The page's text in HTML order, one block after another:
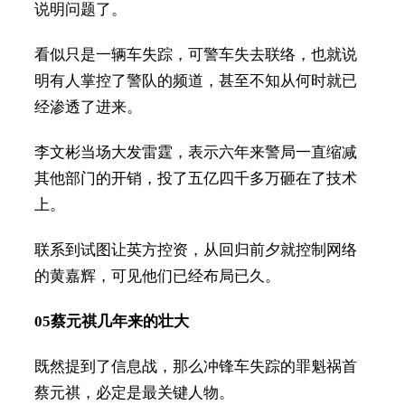
说明问题了。
看似只是一辆车失踪，可警车失去联络，也就说
明有人掌控了警队的频道，甚至不知从何时就已
经渗透了进来。
李文彬当场大发雷霆，表示六年来警局一直缩减
其他部门的开销，投了五亿四千多万砸在了技术
上。
联系到试图让英方控资，从回归前夕就控制网络
的黄嘉辉，可见他们已经布局已久。
05蔡元祺几年来的壮大
既然提到了信息战，那么冲锋车失踪的罪魁祸首
蔡元祺，必定是最关键人物。